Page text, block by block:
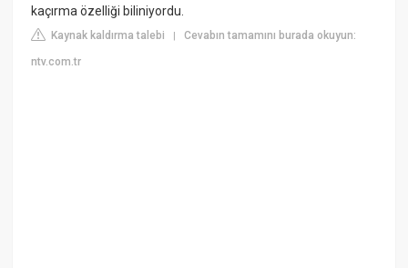
kaçırma özelliği biliniyordu.
Kaynak kaldırma talebi |Cevabın tamamını burada okuyun:
ntv.com.tr